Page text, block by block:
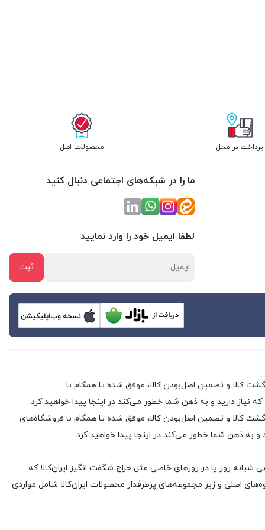
پرداخت در محل محصولات اصل
ما را در شبکه‌های اجتماعی دنبال کنید
لطفا ایمیل خود را وارد نمایید
نیاز دارید و به ذهن شما خطور می‌کند در اینجا پیدا خواهید کرد.
فروشگاه های اینترنتی با بیش از یک دهه تجربه، با پایبندی به سه اصل کلیدی، پرداخت در محل، ۷ روز ضمانت بازگشت کالا و تضمین اصل‌بودن کالا، موفق شده تا همگام با فروشگاه‌های
و به ذهن شما خطور می‌کند در اینجا پیدا خواهید کرد.
روز یا در روزهای خاصی مثل حراج شگفت انگیز ایران‌کالا که
اصلی و زیر مجموعه‌های پرطرفدار محصولات ایران‌کالا شامل مواردی